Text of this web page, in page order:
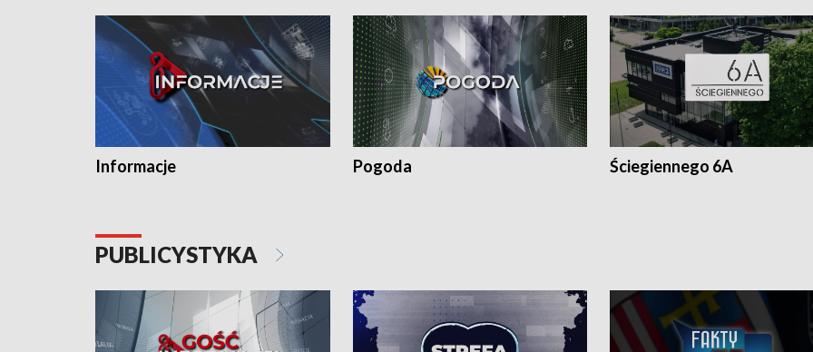
Informacje Pogoda Ściegiennego 6A
PUBLICYSTYKA